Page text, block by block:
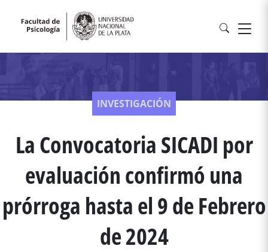
INVESTIGACIÓN
La Convocatoria SICADI por
evaluación confirmó una
prórroga hasta el 9 de Febrero
de 2024